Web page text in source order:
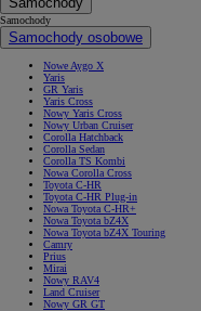
Samochody
Samochody osobowe
Nowe Aygo X
Yaris
GR Yaris
Yaris Cross
Nowy Yaris Cross
Nowy Urban Cruiser
Corolla Hatchback
Corolla Sedan
Corolla TS Kombi
Nowa Corolla Cross
Toyota C-HR
Toyota C-HR Plug-in
Nowa Toyota C-HR+
Nowa Toyota bZ4X
Nowa Toyota bZ4X Touring
Camry
Prius
Mirai
Nowy RAV4
Land Cruiser
Nowy GR GT